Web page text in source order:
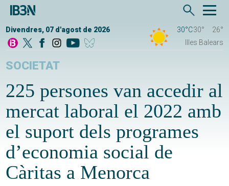
Divendres, 07 d'agost de 2026 30°C30°
26°
Illes Balears
SOCIETAT
225 persones van accedir al
mercat laboral el 2022 amb
el suport dels programes
d’economia social de
Càritas a Menorca